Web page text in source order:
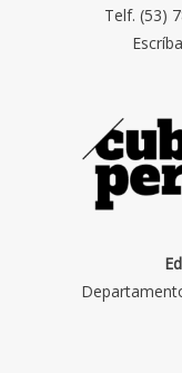
Telf. (53)